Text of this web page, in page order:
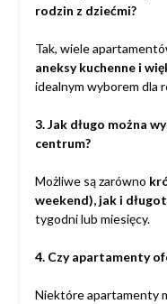
rodzin z dziećmi?
Tak, wiele
aneksy kuchenne i
idealnym wyborem dla
3. Jak długo można
centrum?
Możliwe są zarówno
weekend), jak i
tygodni lub miesięcy.
4. Czy apartamenty
Niektóre apartamenty